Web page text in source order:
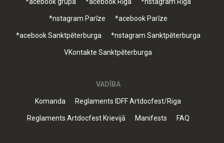
*nstagram Parīze *acebook Parīze
*acebook Sanktpēterburga *nstagram Sanktpēterburga
VKontakte Sanktpēterburga
VADĪBA
Komanda Reglaments IDFF Artdocfest/Riga
Reglaments Artdocfest Krievijā Manifests FAQ